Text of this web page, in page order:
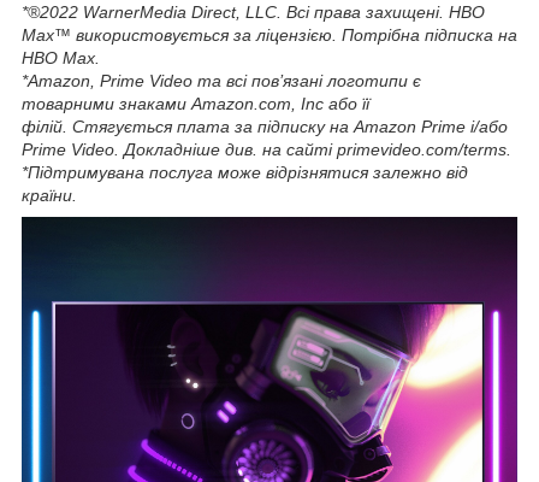
*®2022 WarnerMedia Direct, LLC. Всі права захищені. HBO
Max™ використовується за ліцензією. Потрібна підписка на
HBO Max.
*Amazon, Prime Video та всі пов’язані логотипи є
товарними знаками Amazon.com, Inc або її
філій. Стягується плата за підписку на Amazon Prime і/або
Prime Video. Докладніше див. на сайті primevideo.com/terms.
*Підтримувана послуга може відрізнятися залежно від
країни.